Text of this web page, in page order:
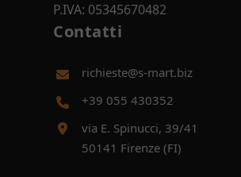
P.IVA: 05345670482
Contatti
richieste@s-mart.biz
+39 055 430352
via E. Spinucci, 39/41
50141 Firenze (FI)